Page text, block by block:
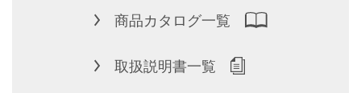
商品カタログ一覧
取扱説明書一覧